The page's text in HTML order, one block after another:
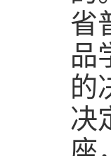
省
品
的
决